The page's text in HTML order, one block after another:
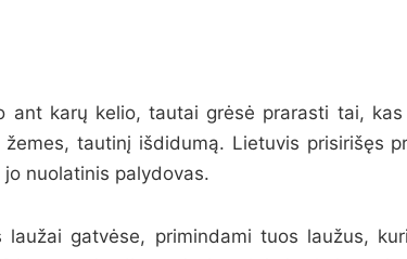
ant karų kelio, tautai grėsė prarasti tai, kas
tautinį išdidumą. Lietuvis prisirišęs
nuolatinis palydovas.
gatvėse, primindami tuos laužus,